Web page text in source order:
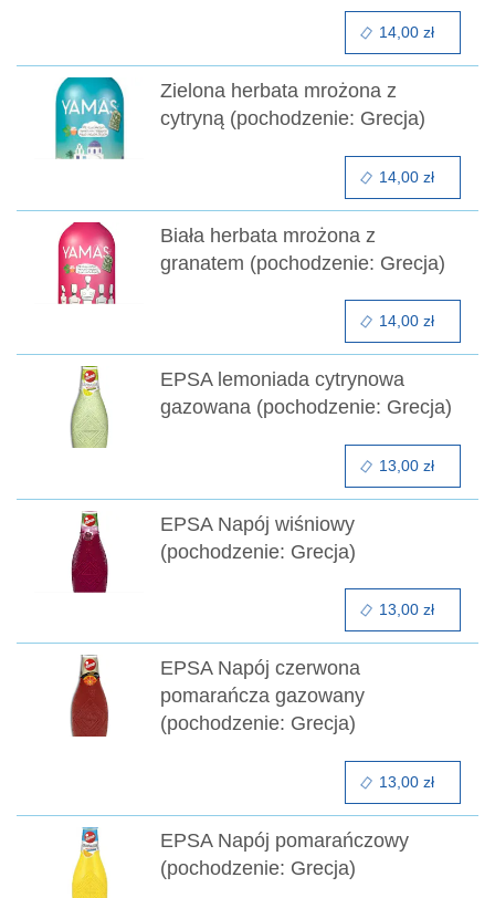
Zielona herbata mrożona z
cytryną (pochodzenie: Grecja)
Biała herbata mrożona z
granatem (pochodzenie: Grecja)
EPSA lemoniada cytrynowa
gazowana (pochodzenie: Grecja)
EPSA Napój wiśniowy
(pochodzenie: Grecja)
EPSA Napój czerwona
pomarańcza gazowany
(pochodzenie: Grecja)
EPSA Napój pomarańczowy
(pochodzenie: Grecja)